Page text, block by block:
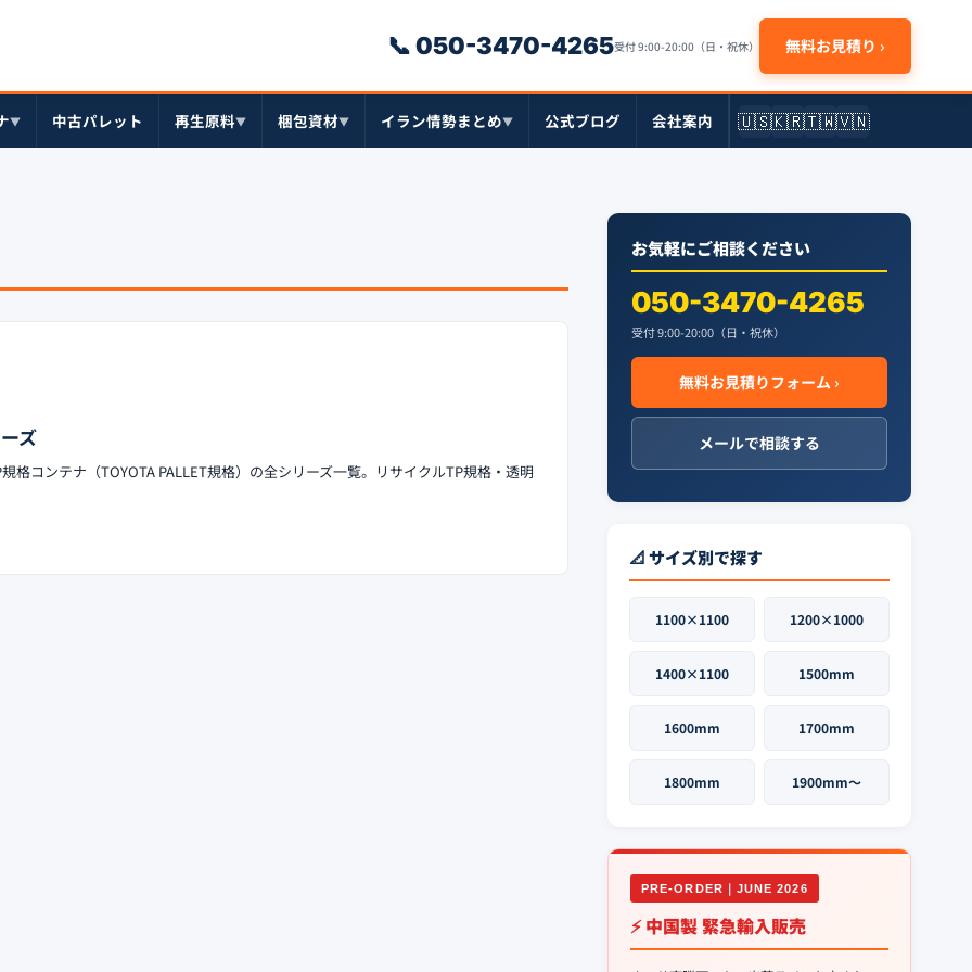
📞 050-3470-4265受付 9:00-20:00（日・祝休） 無料お見積り ›
▼ 中古パレット 再生原料▼ 梱包資材▼ イラン情勢まとめ▼ 公式ブログ 会社案内 🇺🇸🇰🇷🇹🇼🇻🇳
ズ
格コンテナ（TOYOTA PALLET規格）の全シリーズ一覧。リサイクルTP規格・透明
お気軽にご相談ください
050-3470-4265
受付 9:00-20:00（日・祝休）
無料お見積りフォーム ›
メールで相談する
📐 サイズ別で探す
1100×1100 1200×1000
1400×1100 1500mm
1600mm 1700mm
1800mm 1900mm〜
PRE-ORDER｜JUNE 2026
⚡ 中国製 緊急輸入販売